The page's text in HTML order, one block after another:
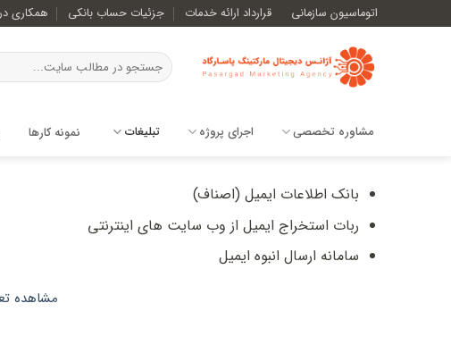
to
اتوماسیون سازمانی قرارداد ارائه خدمات جزئیات حساب بانکی همکاری
مشاوره تخصصی اجرای پروژه تبلیغات نمونه کارها
بانک اطلاعات ایمیل (اصناف)
ربات استخراج ایمیل از وب سایت های اینترنتی
سامانه ارسال انبوه ایمیل
مشاهده